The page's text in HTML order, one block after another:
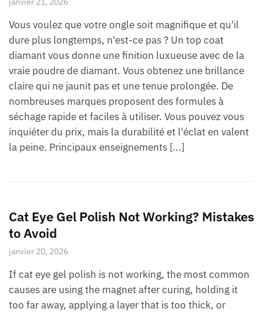
Vous voulez que votre ongle soit magnifique et qu'il
dure plus longtemps, n'est-ce pas ? Un top coat
diamant vous donne une finition luxueuse avec de la
vraie poudre de diamant. Vous obtenez une brillance
claire qui ne jaunit pas et une tenue prolongée. De
nombreuses marques proposent des formules à
séchage rapide et faciles à utiliser. Vous pouvez vous
inquiéter du prix, mais la durabilité et l'éclat en valent
la peine. Principaux enseignements [...]
Cat Eye Gel Polish Not Working? Mistakes
to Avoid
janvier 20, 2026
If cat eye gel polish is not working, the most common
causes are using the magnet after curing, holding it
too far away, applying a layer that is too thick, or